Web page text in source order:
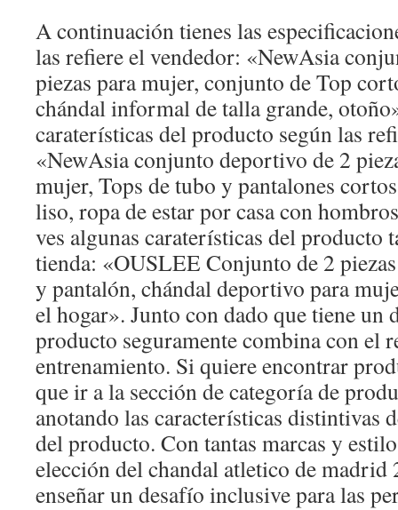
A continuación tienes las
las refiere el vendedor: «NewAsia
piezas para mujer, conjunto de Top
chándal informal de talla grande,
caraterísticas del producto según las
«NewAsia conjunto deportivo de 2
mujer, Tops de tubo y pantalones
liso, ropa de estar por casa con
ves algunas caraterísticas del producto
tienda: «OUSLEE Conjunto de 2
y pantalón, chándal deportivo para
el hogar». Junto con dado que tiene un
producto seguramente combina con el
entrenamiento. Si quiere encontrar
que ir a la sección de categoría de
anotando las características distintivas
del producto. Con tantas marcas y
elección del chandal atletico de madrid
enseñar un desafío inclusive para las